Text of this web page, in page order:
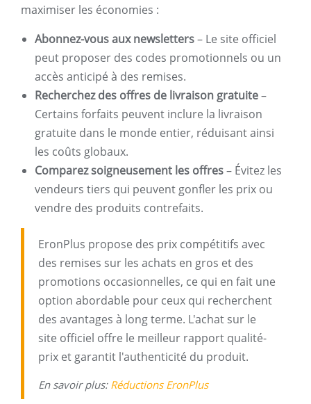
maximiser les économies :
Abonnez-vous aux newsletters– Le site officiel
peut proposer des codes promotionnels ou un
accès anticipé à des remises.
Recherchez des offres de livraison gratuite–
Certains forfaits peuvent inclure la livraison
gratuite dans le monde entier, réduisant ainsi
les coûts globaux.
Comparez soigneusement les offres– Évitez les
vendeurs tiers qui peuvent gonfler les prix ou
vendre des produits contrefaits.
EronPlus propose des prix compétitifs avec
des remises sur les achats en gros et des
promotions occasionnelles, ce qui en fait une
option abordable pour ceux qui recherchent
des avantages à long terme. L'achat sur le
site officiel offre le meilleur rapport qualité-
prix et garantit l'authenticité du produit.
En savoir plus: Réductions EronPlus